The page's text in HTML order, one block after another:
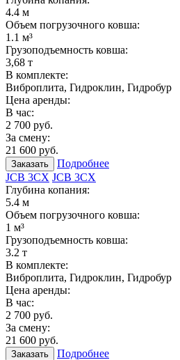
4.4 м
Объем погрузочного ковша:
1.1 м³
Грузоподъемность ковша:
3,68 т
В комплекте:
Виброплита, Гидроклин, Гидробур
Цена аренды:
В час:
2 700 руб.
За смену:
21 600 руб.
Заказать
Подробнее
JCB 3CX JCB 3CX
Глубина копания:
5.4 м
Объем погрузочного ковша:
1 м³
Грузоподъемность ковша:
3.2 т
В комплекте:
Виброплита, Гидроклин, Гидробур
Цена аренды:
В час:
2 700 руб.
За смену:
21 600 руб.
Заказать
Подробнее